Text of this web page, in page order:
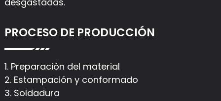
PROCESO DE PRODUCCIÓN
1. Preparación del material
2. Estampación y conformado
3. Soldadura